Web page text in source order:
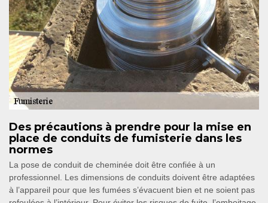
Des précautions à prendre pour la mise en
place de conduits de fumisterie dans les
normes
La pose de conduit de cheminée doit être confiée à un
professionnel. Les dimensions de conduits doivent être adaptées
à l’appareil pour que les fumées s’évacuent bien et ne soient pas